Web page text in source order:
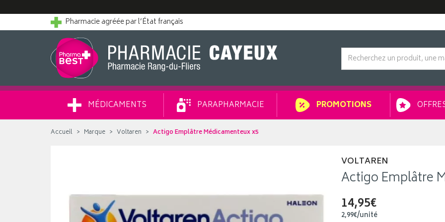
Pharmacie agréée par l’État français
MÉDICAMENTS PARAPHARMACIE PROMOTIONS
Accueil Marque Voltaren Actigo Emplâtre Médicamenteux x5
VOLTAREN
Actigo Emplâtre
14,95€
2,99€/unité